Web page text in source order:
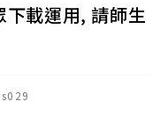
下載運用, 請師生